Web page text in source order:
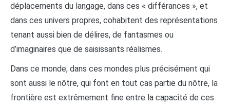
déplacements du langage, dans ces « différances », et
dans ces univers propres, cohabitent des représentations
tenant aussi bien de délires, de fantasmes ou
d’imaginaires que de saisissants réalismes.
Dans ce monde, dans ces mondes plus précisément qui
sont aussi le nôtre, qui font en tout cas partie du nôtre, la
frontière est extrêmement fine entre la capacité de ces